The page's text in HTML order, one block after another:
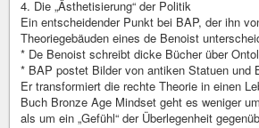
4. Die „Ästhetisierung“ der Politik
Ein entscheidender Punkt bei BAP, der ihn
Theoriegebäuden eines de Benoist
* De Benoist schreibt dicke Bücher über
* BAP postet Bilder von antiken Statuen und
Er transformiert die rechte Theorie in einen
Buch Bronze Age Mindset geht es weniger
als um ein „Gefühl“ der Überlegenheit